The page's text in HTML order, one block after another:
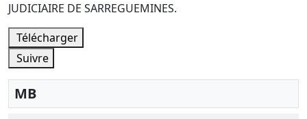
JUDICIAIRE DE SARREGUEMINES.
Télécharger
Suivre
MB